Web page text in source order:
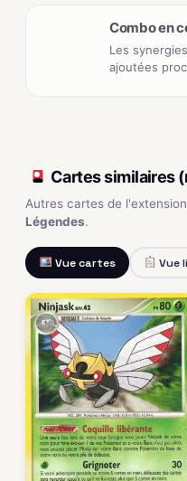
Combo en
Les
ajoutées
Cartes similaires
Autres cartes de l'extension
Légendes.
Vue cartes Vue